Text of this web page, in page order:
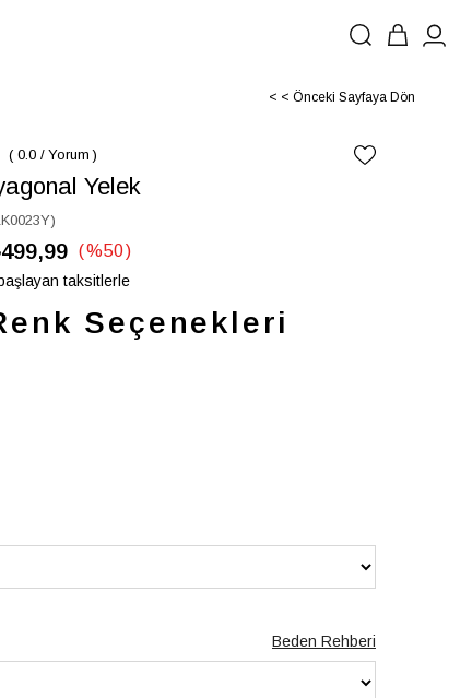
< < Önceki Sayfaya Dön
0.0/ Yorum
Yelek
%50
İndirim
taksitlerle
Seçenekleri
Beden Rehberi